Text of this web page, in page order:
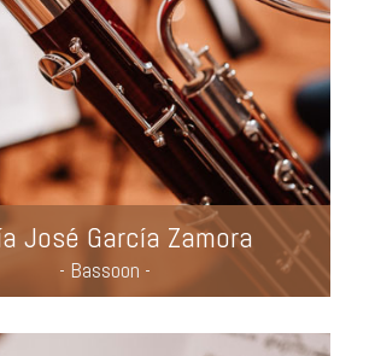
José García Zamora
- Bassoon -